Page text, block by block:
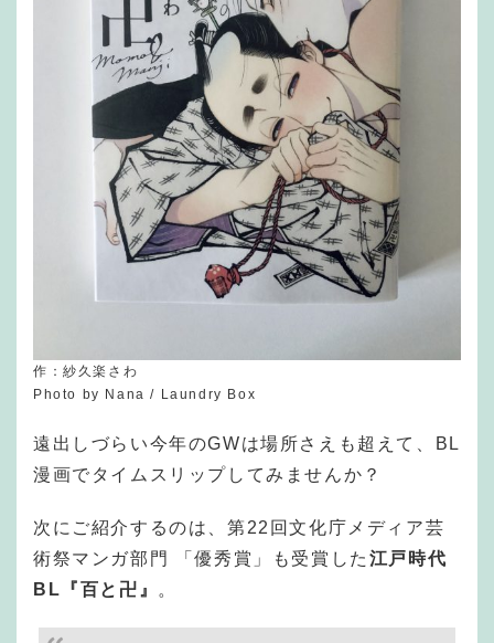
作：紗久楽さわ
Photo by Nana / Laundry Box
遠出しづらい今年のGWは場所さえも超えて、BL
漫画でタイムスリップしてみませんか？
次にご紹介するのは、 第22回文化庁メディア芸
術祭マンガ部門 「優秀賞」も受賞した 江戸時代
BL『百と卍』
。